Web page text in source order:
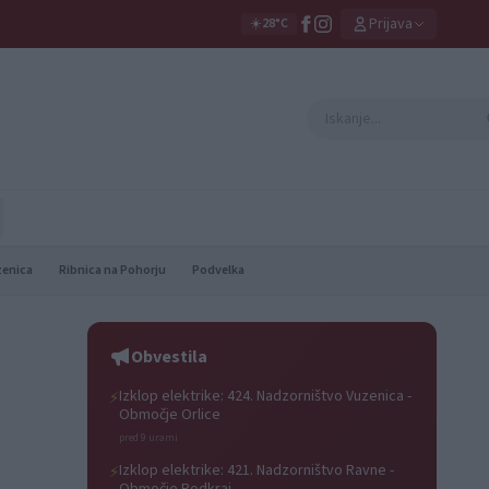
☀️28°C Prijava
Ribnica na Pohorju Podvelka
Obvestila
⚡Izklop elektrike: 424. Nadzorništvo Vuzenica -
Območje Orlice
pred 9 urami
⚡Izklop elektrike: 421. Nadzorništvo Ravne -